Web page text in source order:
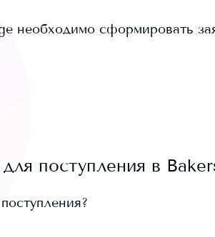
необходимо сформировать
поступления в